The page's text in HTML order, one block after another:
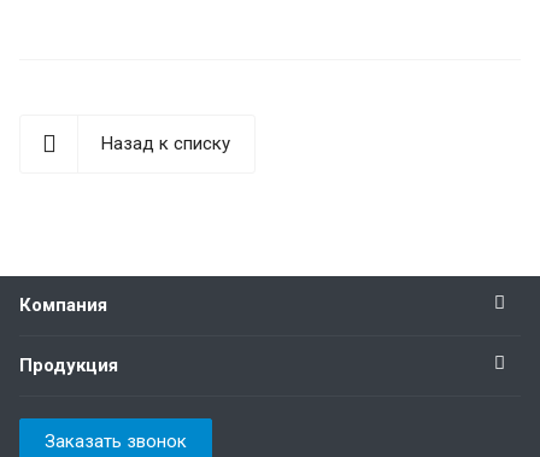
Назад к списку
Компания
Продукция
Заказать звонок